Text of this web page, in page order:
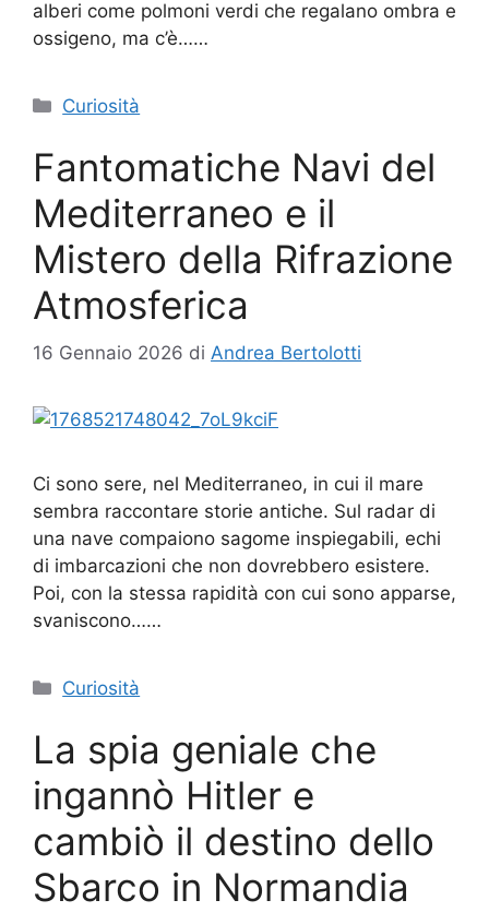
alberi come polmoni verdi che regalano ombra e
ossigeno, ma c’è……
Categorie
Curiosità
Fantomatiche Navi del
Mediterraneo e il
Mistero della Rifrazione
Atmosferica
16 Gennaio 2026 di Andrea Bertolotti
Ci sono sere, nel Mediterraneo, in cui il mare
sembra raccontare storie antiche. Sul radar di
una nave compaiono sagome inspiegabili, echi
di imbarcazioni che non dovrebbero esistere.
Poi, con la stessa rapidità con cui sono apparse,
svaniscono……
Categorie
Curiosità
La spia geniale che
ingannò Hitler e
cambiò il destino dello
Sbarco in Normandia